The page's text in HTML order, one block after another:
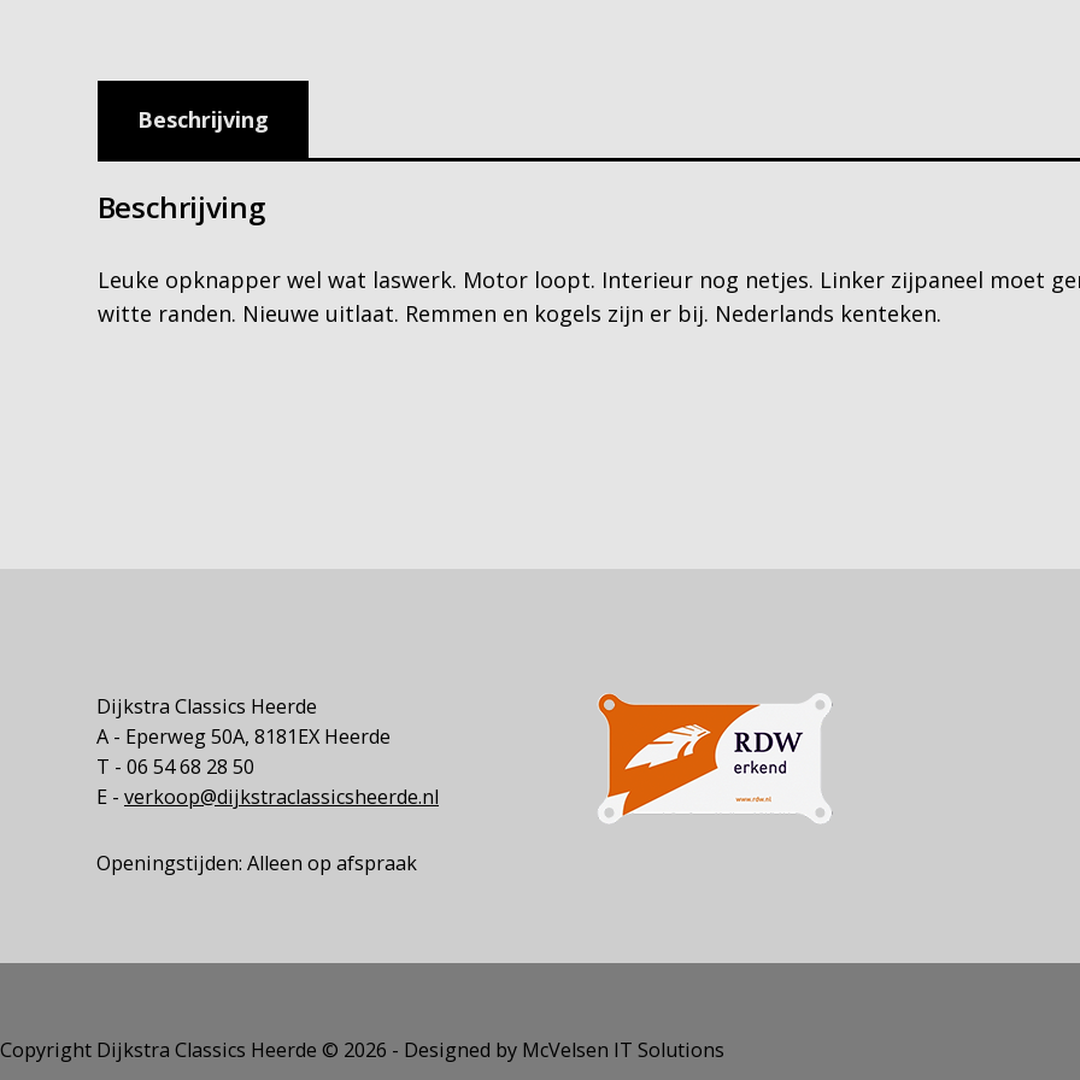
Beschrijving
Beschrijving
Leuke opknapper wel wat laswerk. Motor loopt. Interieur nog netjes. Linker zijpaneel moet
witte randen. Nieuwe uitlaat. Remmen en kogels zijn er bij. Nederlands kenteken.
Dijkstra Classics Heerde
A - Eperweg 50A, 8181EX Heerde
T - 06 54 68 28 50
E - verkoop@dijkstraclassicsheerde.nl
Openingstijden: Alleen op afspraak
Copyright Dijkstra Classics Heerde ©️ 2026 - Designed by McVelsen IT Solutions